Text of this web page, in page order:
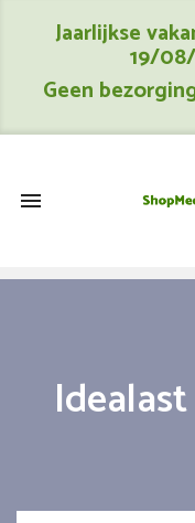
Jaarlijkse
19/
Geen
